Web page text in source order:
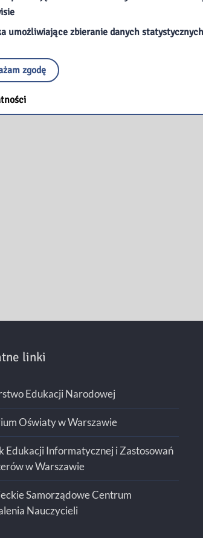
linki
Edukacji Narodowej
Oświaty w Warszawie
Edukacji Informatycznej i Zastosowań
w Warszawie
Samorządowe Centrum
Nauczycieli
umożliwiające zbieranie danych statystycznych
zgodę